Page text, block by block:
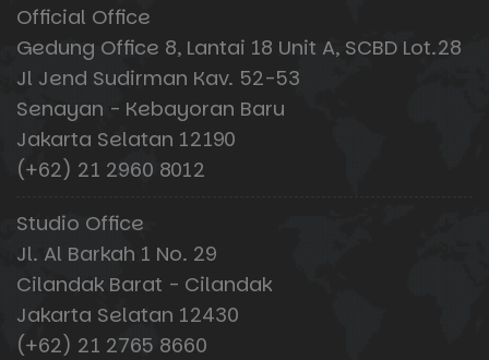
Official Office
Gedung Office 8, Lantai 18 Unit A, SCBD Lot.28
Jl Jend Sudirman Kav. 52-53
Senayan - Kebayoran Baru
Jakarta Selatan 12190
(+62) 21 2960 8012
Studio Office
Jl. Al Barkah 1 No. 29
Cilandak Barat - Cilandak
Jakarta Selatan 12430
(+62) 21 2765 8660